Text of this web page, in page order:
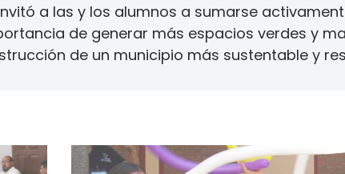
a las y los alumnos a sumarse
de generar más espacios verdes y
de un municipio más sustentable y